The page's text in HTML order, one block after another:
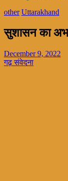
other Uttarakhand
सुशासन का
December 9, 2022
गढ़ संवेदना